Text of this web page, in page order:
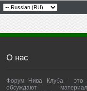
О нас
Форум Нива Клуба - это
обсуждают